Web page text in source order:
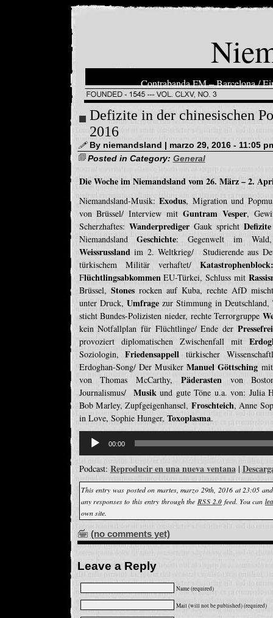
Contrabanda FM – Barcelona /
Defizite in der chinesischen
2016
By niemandsland | marzo 29, 2016 - 11:05
Posted in Category: General
Die Woche im Niemandsland vom 26. März – 2.
Niemandsland-Musik:Exodus, Migration und
von Brüssel/ Interview mitGuntram Vesper,
Scherzhaftes: WanderpredigerGauk spricht Defizite
NiemandslandGeschichte: Gegenwelt im
Weissrusslandim 2. Weltkrieg/ Studierende aus
türkischem Militär verhaftet/ Katastrophenblock:
FlüchtlingsabkommenEU-Türkei, Schluss mit
Brüssel, Stonesrocken auf Kuba, rechte AfD
unter Druck, Umfragezur Stimmung in
sticht Bundes-Polizisten nieder, rechte Terrorgruppe
kein Notfallplan für Flüchtlinge/ Ende der
provoziert diplomatischen Zwischenfall mit
Soziologin,Friedensappell türkischer
Erdoghan-Song/ Der MusikerManuel Göttsching
von Thomas McCarthy, Päderastenvon
Journalismus/ Musikund gute Töne u.a. von: Julia
Bob Marley, Zupfgeigenhansel, Froschteich, Anne
in Love, Sophie Hunger, Toxoplasma.
audio
00:00
Podcast: Reproducir en una nueva ventana|
This entry was posted on martes, marzo 29th, 2016 at 23:05
any responses to this entry through the RSS 2.0 feed. You can
own site.
(no comments yet)
Leave a Reply
Name (required)
Mail (will not be published) (required)